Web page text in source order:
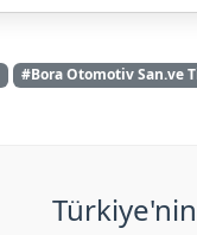
#Bora Otomotiv San.ve